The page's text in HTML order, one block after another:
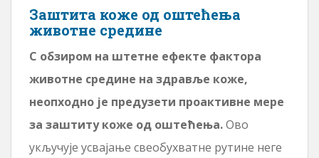
Заштита коже од оштећења
животне средине
С обзиром на штетне ефекте фактора
животне средине на здравље коже,
неопходно је предузети проактивне мере
за заштиту коже од оштећења.Ово
укључује усвајање свеобухватне рутине неге